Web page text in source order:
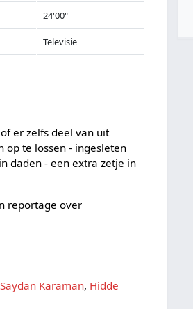
24'00"
Televisie
er zelfs deel van uit
op te lossen - ingesleten
daden - een extra zetje in
reportage over
Saydan Karaman, Hidde